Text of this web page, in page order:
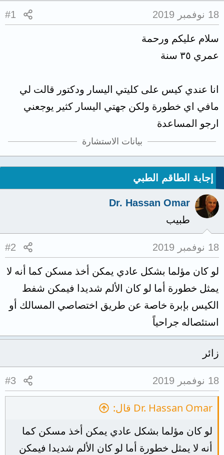
18 نوفمبر 2019 #1
سلام عليكم ورحمة
عمري ٣٥ سنة
انا عندي كيس على كليتي اليسار ودكتور قالت لي
مافي اي خطورة ولكن جهتي اليسار كثير يوجعني
ارجو المساعدة
بيانات الاستشارة
إجابة الطاقم الطبي
Dr. Hassan Omar
طبيب
18 نوفمبر 2019 #2
لو كان مؤلما بشكل عادي يمكن أخذ مسكن كما أنه لا
يمثل خطورة أما لو كان الألم شديدا فيمكن شفط
الكيس بإبرة خاصة عن طريق اختصاصي المسالك أو
استئصاله جراحياً
زائر
18 نوفمبر 2019 #3
Dr. Hassan Omar قال:
لو كان مؤلما بشكل عادي يمكن أخذ مسكن كما
أنه لا يمثل خطورة أما لو كان الألم شديدا فيمكن